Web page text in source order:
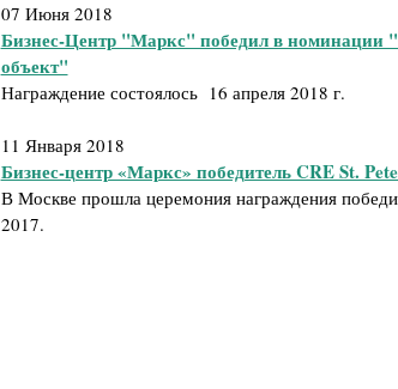
07 Июня 2018
Бизнес-Центр "Маркс" победил в номинации
объект"
Награждение состоялось 16 апреля 2018 г.
11 Января 2018
Бизнес-центр «Маркс» победитель CRE St.
В Москве прошла церемония награждения
2017.